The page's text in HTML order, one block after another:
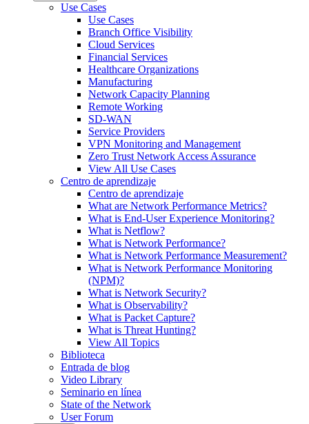
Use Cases
Use Cases
Branch Office Visibility
Cloud Services
Financial Services
Healthcare Organizations
Manufacturing
Network Capacity Planning
Remote Working
SD-WAN
Service Providers
VPN Monitoring and Management
Zero Trust Network Access Assurance
View All Use Cases
Centro de aprendizaje
Centro de aprendizaje
What are Network Performance Metrics?
What is End-User Experience Monitoring?
What is Netflow?
What is Network Performance?
What is Network Performance Measurement?
What is Network Performance Monitoring
(NPM)?
What is Network Security?
What is Observability?
What is Packet Capture?
What is Threat Hunting?
View All Topics
Biblioteca
Entrada de blog
Video Library
Seminario en línea
State of the Network
User Forum